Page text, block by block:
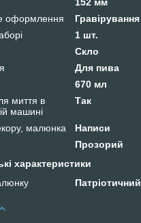
152 мм
оформлення
Гравірування
1 шт.
Скло
Для пива
670 мл
миття в
машині
Так
малюнка
Написи
Прозорий
характеристики
Патріотичний